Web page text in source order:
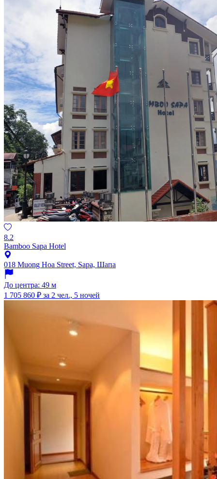
8.2
Bamboo Sapa Hotel
018 Muong Hoa Street, Sapa, Шапа
До центра: 49 м
1 705 860 ₽ за 2 чел., 5 ночей